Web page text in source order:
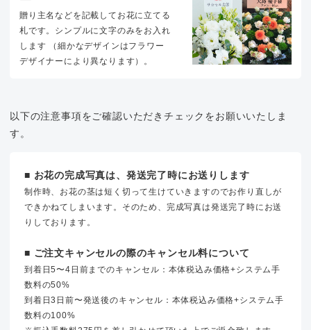
贈り主名などを記載してお花に立てる
札です。シンプルに文字のみをお入れ
します （細かなデザインはフラワー
デザイナーにより異なります）。
以下の注意事項をご確認いただきチェックをお願いいたしま
す。
■ お花の完成写真は、発送完了時にお送りします
制作時、お花の茎は短く切って生けていきますのでお作り直しが
できかねてしまいます。そのため、完成写真は発送完了時にお送
りしております。
■ ご注文キャンセルの際のキャンセル料について
到着日5〜4日前までのキャンセル：本体税込み価格+システム手
数料の50%
到着日3日前〜発送後のキャンセル：本体税込み価格+システム手
数料の100%